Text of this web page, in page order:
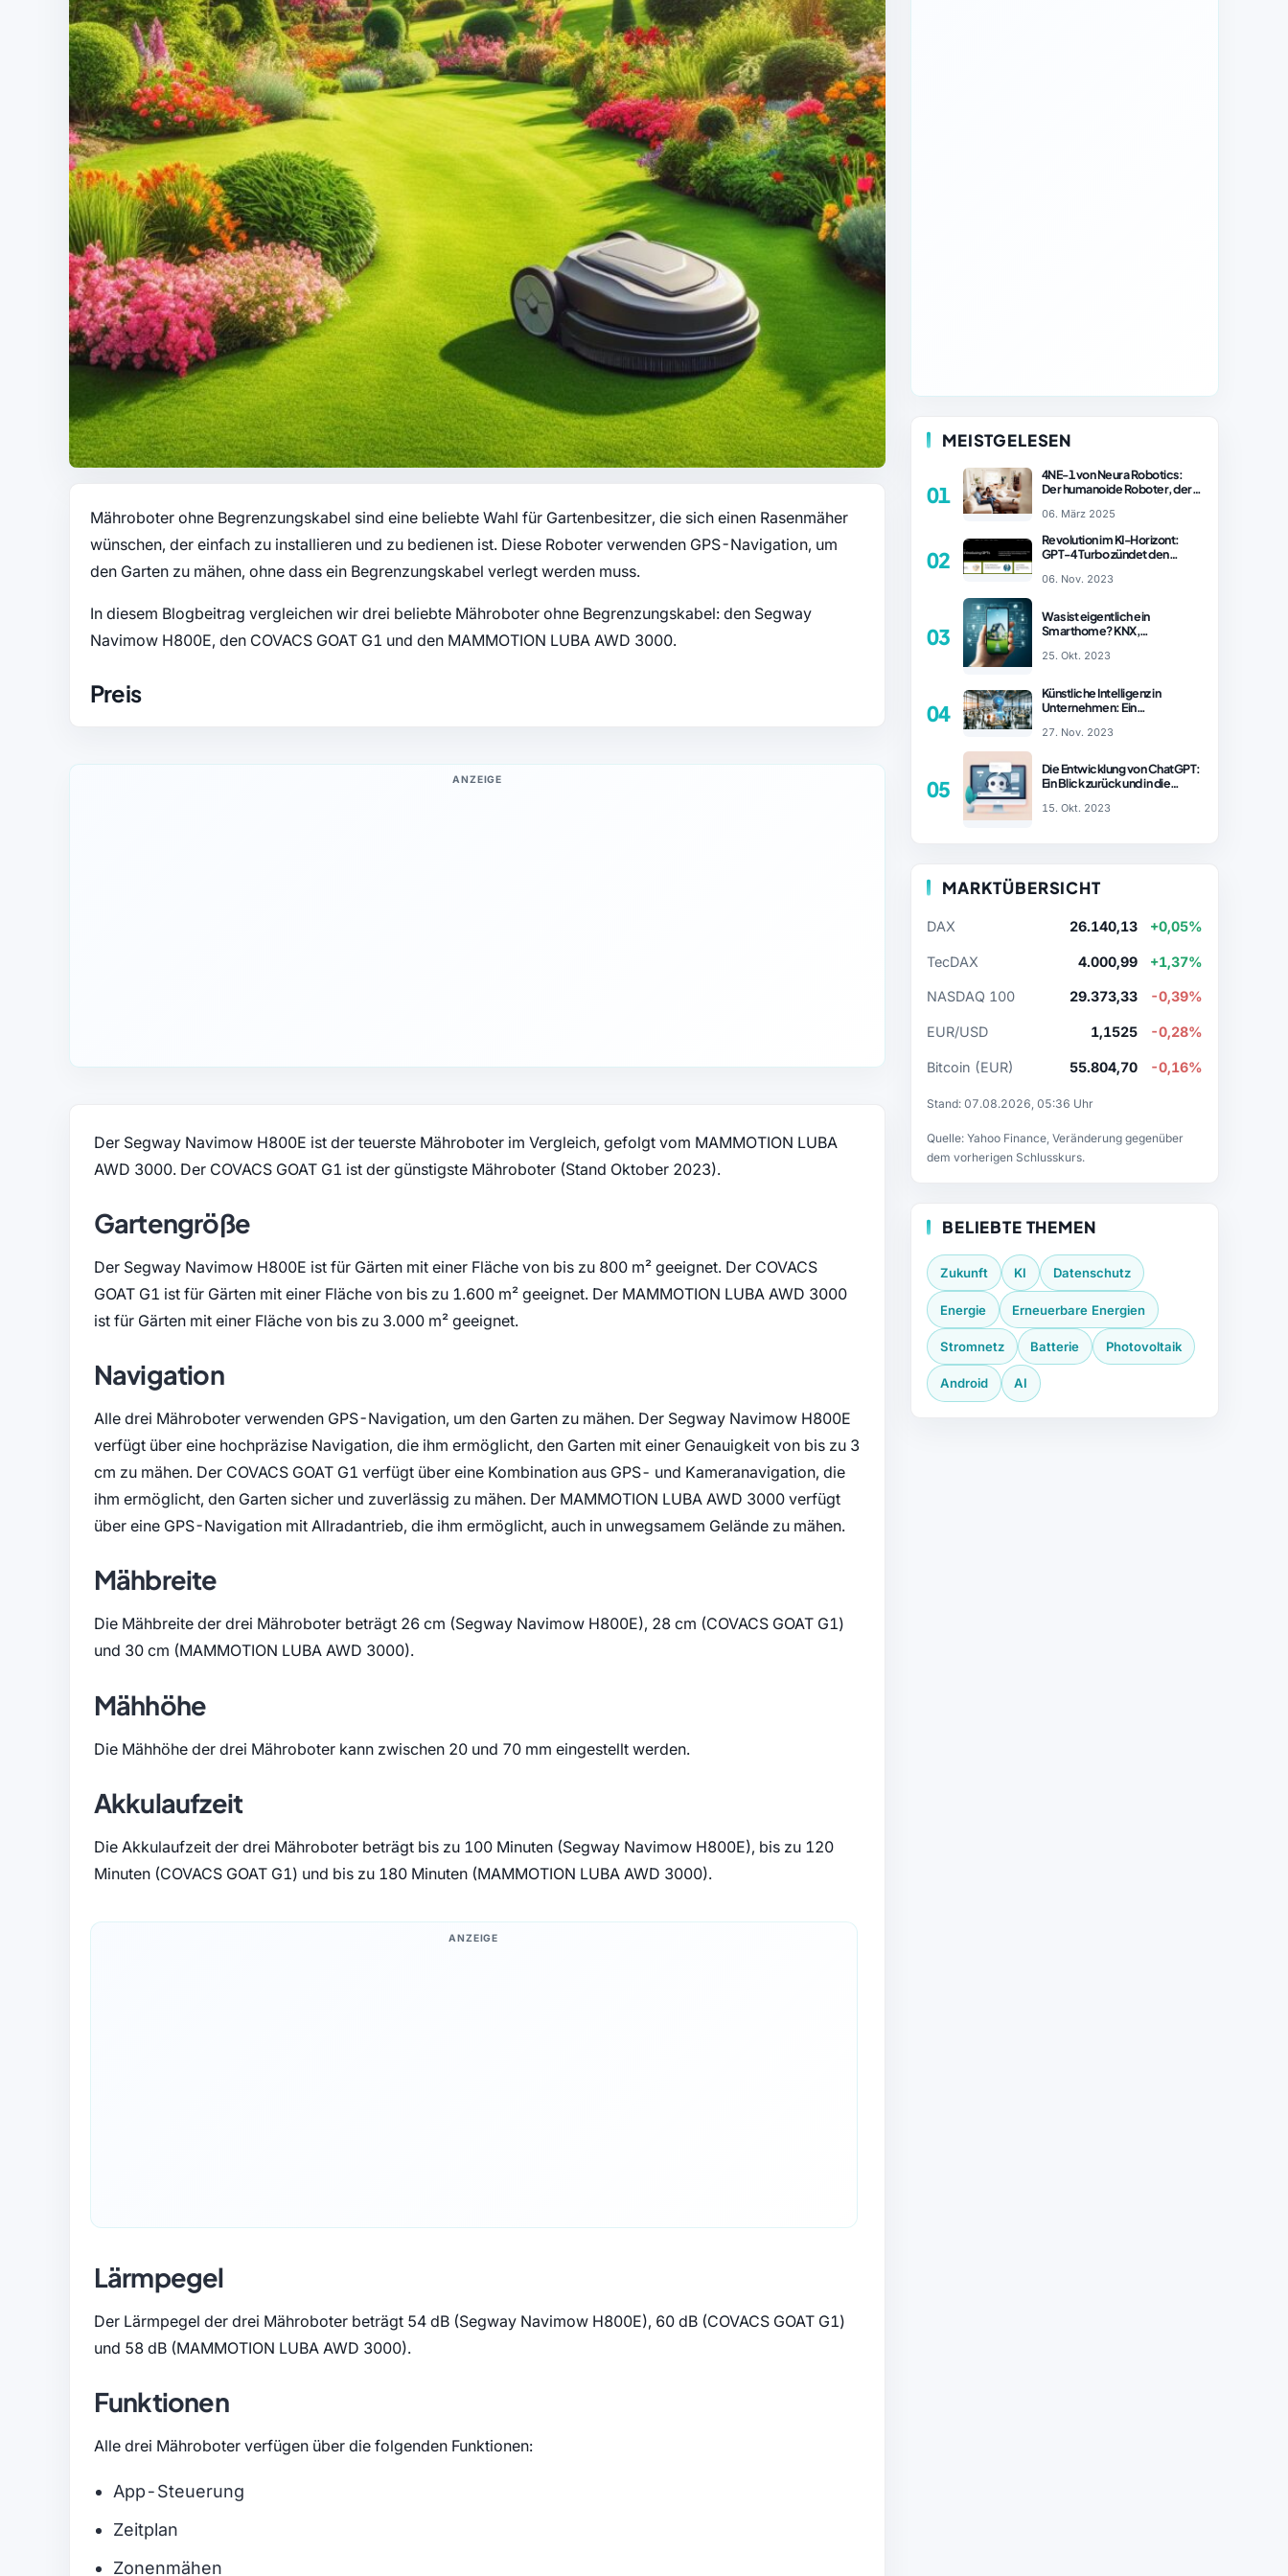
Mähroboter ohne Begrenzungskabel sind eine beliebte Wahl für Gartenbesitzer, die sich einen Rasenmäher
wünschen, der einfach zu installieren und zu bedienen ist. Diese Roboter verwenden GPS-Navigation, um
den Garten zu mähen, ohne dass ein Begrenzungskabel verlegt werden muss.
In diesem Blogbeitrag vergleichen wir drei beliebte Mähroboter ohne Begrenzungskabel: den Segway
Navimow H800E, den COVACS GOAT G1 und den MAMMOTION LUBA AWD 3000.
Preis
ANZEIGE
Der Segway Navimow H800E ist der teuerste Mähroboter im Vergleich, gefolgt vom MAMMOTION LUBA
AWD 3000. Der COVACS GOAT G1 ist der günstigste Mähroboter (Stand Oktober 2023).
Gartengröße
Der Segway Navimow H800E ist für Gärten mit einer Fläche von bis zu 800 m² geeignet. Der COVACS
GOAT G1 ist für Gärten mit einer Fläche von bis zu 1.600 m² geeignet. Der MAMMOTION LUBA AWD 3000
ist für Gärten mit einer Fläche von bis zu 3.000 m² geeignet.
Navigation
Alle drei Mähroboter verwenden GPS-Navigation, um den Garten zu mähen. Der Segway Navimow H800E
verfügt über eine hochpräzise Navigation, die ihm ermöglicht, den Garten mit einer Genauigkeit von bis zu 3
cm zu mähen. Der COVACS GOAT G1 verfügt über eine Kombination aus GPS- und Kameranavigation, die
ihm ermöglicht, den Garten sicher und zuverlässig zu mähen. Der MAMMOTION LUBA AWD 3000 verfügt
über eine GPS-Navigation mit Allradantrieb, die ihm ermöglicht, auch in unwegsamem Gelände zu mähen.
Mähbreite
Die Mähbreite der drei Mähroboter beträgt 26 cm (Segway Navimow H800E), 28 cm (COVACS GOAT G1)
und 30 cm (MAMMOTION LUBA AWD 3000).
Mähhöhe
Die Mähhöhe der drei Mähroboter kann zwischen 20 und 70 mm eingestellt werden.
Akkulaufzeit
Die Akkulaufzeit der drei Mähroboter beträgt bis zu 100 Minuten (Segway Navimow H800E), bis zu 120
Minuten (COVACS GOAT G1) und bis zu 180 Minuten (MAMMOTION LUBA AWD 3000).
ANZEIGE
Lärmpegel
Der Lärmpegel der drei Mähroboter beträgt 54 dB (Segway Navimow H800E), 60 dB (COVACS GOAT G1)
und 58 dB (MAMMOTION LUBA AWD 3000).
Funktionen
Alle drei Mähroboter verfügen über die folgenden Funktionen:
App-Steuerung
Zeitplan
Zonenmähen
MEISTGELESEN
01
4NE-1 von Neura Robotics:
Der humanoide Roboter, der
revolutionieren könnte
06. März 2025
02
Revolution im KI-Horizont:
GPT-4 Turbo zündet den
– ChatGPT Revolution!
06. Nov. 2023
03
Was ist eigentlich ein
Smarthome? KNX,
Vergleich
25. Okt. 2023
04
Künstliche Intelligenz in
Unternehmen: Ein
27. Nov. 2023
05
Die Entwicklung von ChatGPT:
Ein Blick zurück und in die
15. Okt. 2023
MARKTÜBERSICHT
DAX 26.140,13 +0,05%
TecDAX 4.000,99 +1,37%
NASDAQ 100 29.373,33 -0,39%
EUR/USD 1,1525 -0,28%
Bitcoin (EUR) 55.804,70 -0,16%
Stand: 07.08.2026, 05:36 Uhr
Quelle: Yahoo Finance, Veränderung gegenüber
dem vorherigen Schlusskurs.
BELIEBTE THEMEN
Zukunft KI Datenschutz
Energie Erneuerbare Energien
Stromnetz Batterie Photovoltaik
Android AI